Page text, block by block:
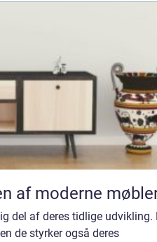
af moderne
del af deres tidlige udvikling.
de styrker også deres